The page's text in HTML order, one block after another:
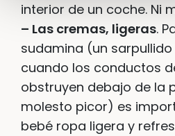
interior de un coche. Ni
– Las cremas, ligeras.
sudamina (un
cuando los conductos
obstruyen debajo de la
molesto picor) es
bebé ropa ligera y